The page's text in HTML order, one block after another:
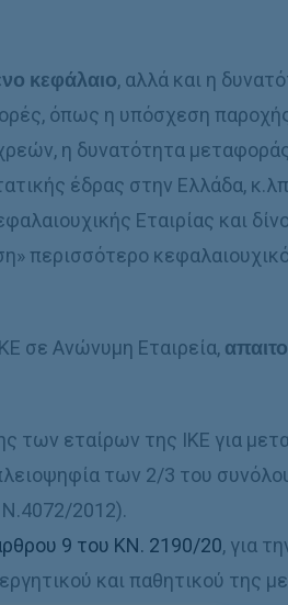
κεφάλαιο, αλλά και η
όπως η υπόσχεση
η δυνατότητα
έδρας στην Ελλάδα,
Εταιρίας και
περισσότερο
σε Ανώνυμη Εταιρεία,
των εταίρων της IKE για
των 2/3 του
2012).
9 του KN. 2190/20, για
και παθητικού της